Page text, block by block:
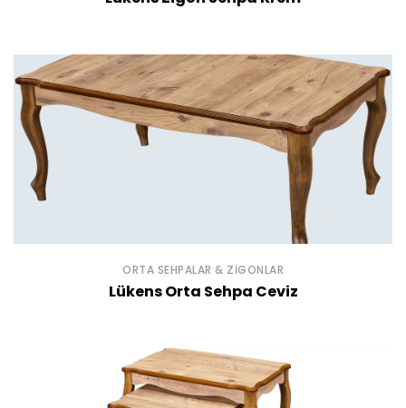
ORTA SEHPALAR & ZIGONLAR
Lükens Orta Sehpa Ceviz